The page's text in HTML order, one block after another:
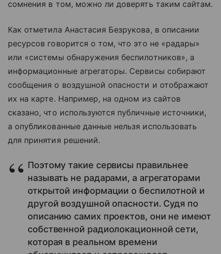
сомнения в том, можно ли доверять таким сайтам.
Как отметила Анастасия Безрукова, в описании
ресурсов говорится о том, что это не «радары»
или «системы обнаружения беспилотников», а
информационные агрегаторы. Сервисы собирают
сообщения о воздушной опасности и отображают
их на карте. Например, на одном из сайтов
сказано, что используются публичные источники,
а опубликованные данные нельзя использовать
для принятия решений.
Поэтому такие сервисы правильнее
называть не радарами, а агрегаторами
открытой информации о беспилотной и
другой воздушной опасности. Судя по
описанию самих проектов, они не имеют
собственной радиолокационной сети,
которая в реальном времени